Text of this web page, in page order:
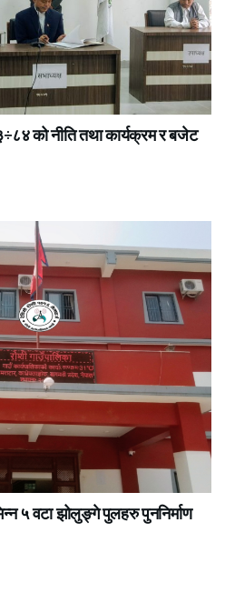
को नीति तथा कार्यक्रम र बजेट
५ वटा झोलुङ्गे पुलहरु पुननिर्माण